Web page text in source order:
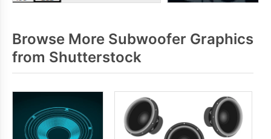
Browse More Subwoofer Graphics
from Shutterstock